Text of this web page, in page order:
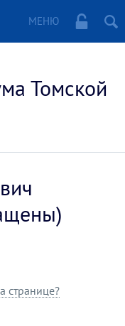
МЕНЮ
Томской
странице?